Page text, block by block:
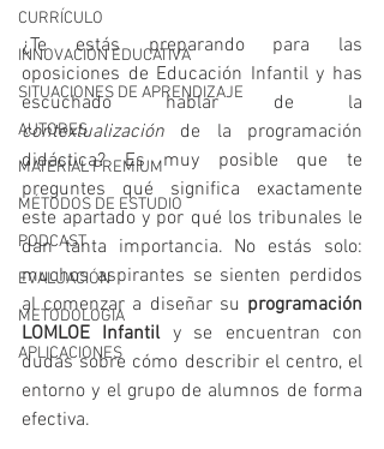
CURRÍCULO
INNOVACIÓN EDUCATIVA
SITUACIONES DE APRENDIZAJE
AUTORES
MATERIAL PREMIUM
MÉTODOS DE ESTUDIO
PODCAST
EVALUACIÓN
METODOLOGIA
APLICACIONES
¿Te estás preparando para las
oposiciones de Educación Infantil y has
contextualización de la programación
didáctica? Es muy posible que te
preguntes qué significa exactamente
este apartado y por qué los tribunales le
dan tanta importancia. No estás solo:
muchos aspirantes se sienten perdidos
al comenzar a diseñar su programación
LOMLOE Infantil y se encuentran con
dudas sobre cómo describir el centro, el
entorno y el grupo de alumnos de forma
efectiva.